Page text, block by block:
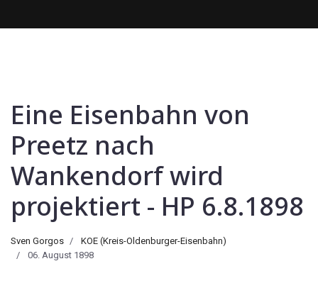
Eine Eisenbahn von
Preetz nach
Wankendorf wird
projektiert - HP 6.8.1898
Sven Gorgos
KOE (Kreis-Oldenburger-Eisenbahn)
06. August 1898